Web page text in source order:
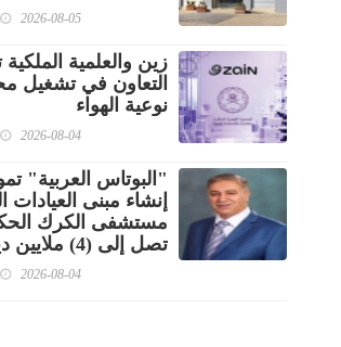
2026-08-05
زين والعلمية
التعاون في تشغيل
نوعية الهواء
2026-08-04
"البوتاس العربية"
إنشاء مبنى العيادات
مستشفى الكرك
تصل إلى (4) ملايين دينار
2026-08-04